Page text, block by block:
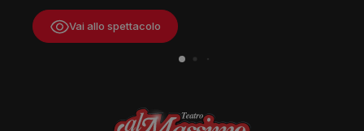
Vai allo spettacolo